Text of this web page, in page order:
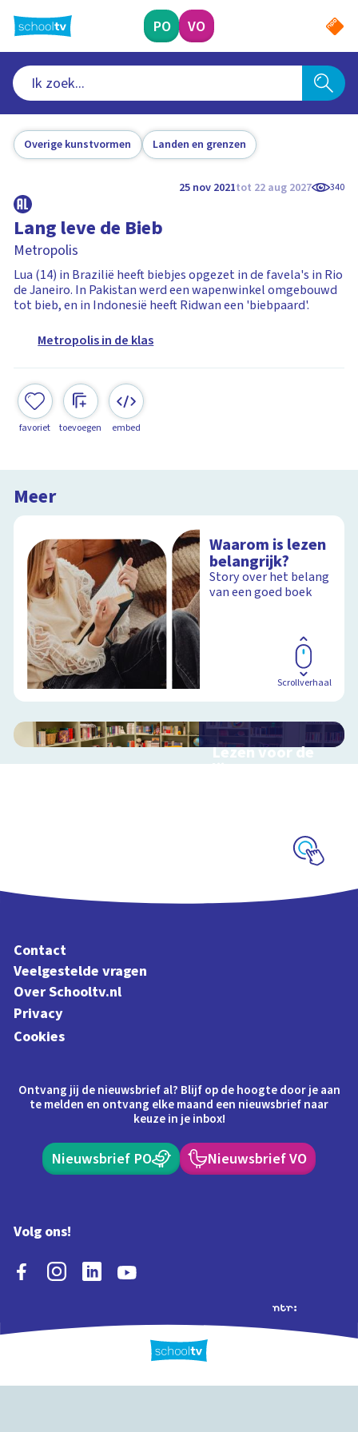
naar
hoofdinhoud
PO VO
Overige kunstvormen Landen en grenzen
25 nov 2021tot 22 aug 2027 340
Lang leve de Bieb
Metropolis
Lua (14) in Brazilië heeft biebjes opgezet in de favela's in Rio
de Janeiro. In Pakistan werd een wapenwinkel omgebouwd
tot bieb, en in Indonesië heeft Ridwan een 'biebpaard'.
Metropolis in de klas
favoriet toevoegen embed
Meer
Waarom is lezen
belangrijk?
Story over het belang
van een goed boek
Scrollverhaal
Lezen voor de
lijst
Contact
Veelgestelde vragen
Over Schooltv.nl
Privacy
Cookies
Ontvang jij de nieuwsbrief al? Blijf op de hoogte door je aan
te melden en ontvang elke maand een nieuwsbrief naar
keuze in je inbox!
Nieuwsbrief PO Nieuwsbrief VO
Volg ons!